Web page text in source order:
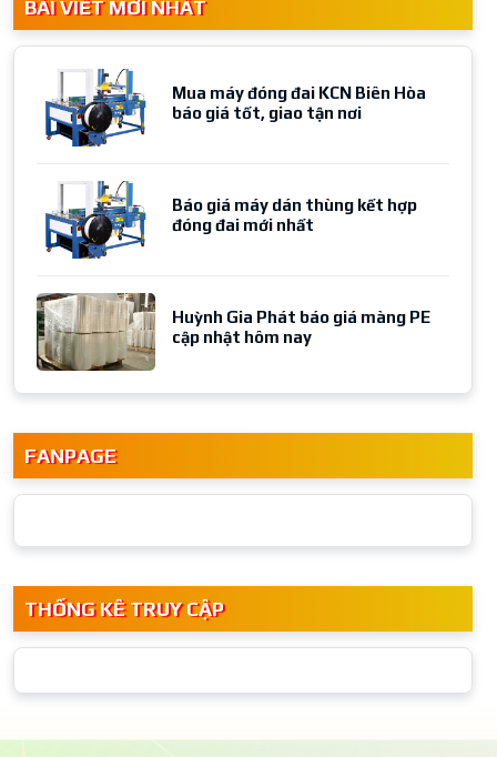
BÀI VIẾT MỚI NHẤT
Mua máy đóng đai KCN Biên Hòa
báo giá tốt, giao tận nơi
Báo giá máy dán thùng kết hợp
đóng đai mới nhất
Huỳnh Gia Phát báo giá màng PE
cập nhật hôm nay
FANPAGE
THỐNG KÊ TRUY CẬP